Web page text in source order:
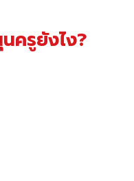
ครูยังไง?